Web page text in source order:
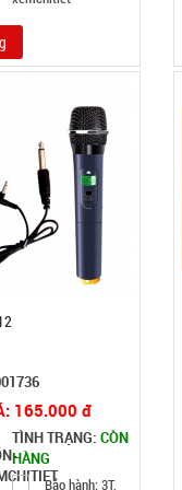
165.000 đ
TÌNH TRẠNG: CÒN
HÀNG
Bảo hành: 3T,